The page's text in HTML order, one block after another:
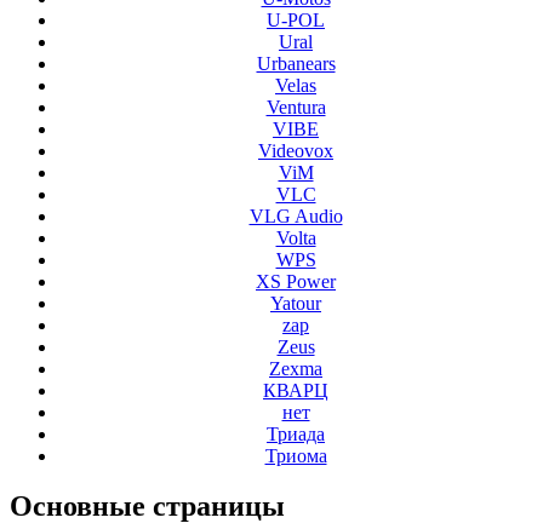
U-POL
Ural
Urbanears
Velas
Ventura
VIBE
Videovox
ViM
VLC
VLG Audio
Volta
WPS
XS Power
Yatour
zap
Zeus
Zexma
КВАРЦ
нет
Триада
Триома
Основные страницы